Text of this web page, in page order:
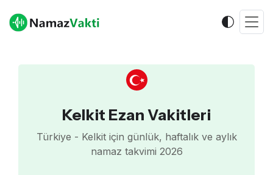
Kelkit Ezan Vakitleri
Türkiye - Kelkit için günlük, haftalık ve aylık
namaz takvimi 2026